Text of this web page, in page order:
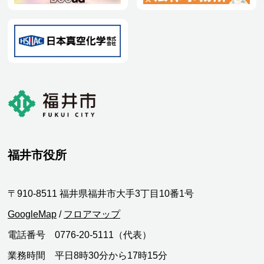
福井市役所
〒910-8511 福井県福井市大手3丁目10番1号
GoogleMap / フロアマップ
電話番号 0776-20-5111（代表）
業務時間 平日8時30分から17時15分